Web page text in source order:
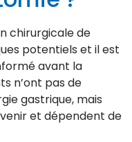
chirurgicale de
potentiels et il est
avant la
n’ont pas de
gastrique, mais
et dépendent de